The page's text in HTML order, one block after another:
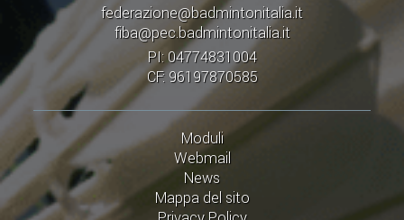
federazione@badmintonitalia.it
fiba@pec.badmintonitalia.it
PI: 04774831004
CF: 96197870585
Moduli
Webmail
News
Mappa del sito
CENTRI TECNICI TERRITORIALI
COMMISSIONE ATLETI
TESSERAMENTO
AFFILIAZIONE E TESSERAMENTO
QUOTE E TASSE
CONVENZIONI